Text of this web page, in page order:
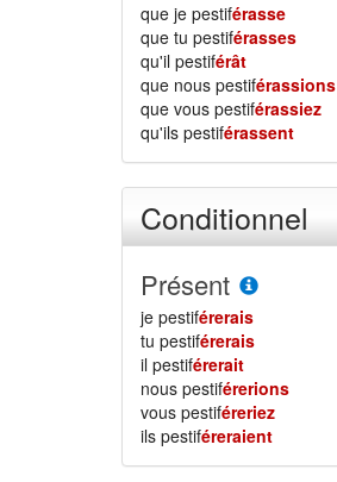
que je pestiférasse
que tu pestiférasses
qu'il pestiférât
que nous pestiférassions
que vous pestiférassiez
qu'ils pestiférassent
Conditionnel
Présent
je pestiférerais
tu pestiférerais
il pestiférerait
nous pestiférerions
vous pestiféreriez
ils pestiféreraient